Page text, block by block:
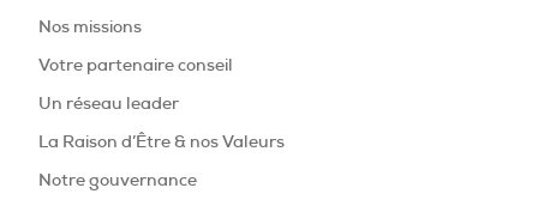
Nos missions
Votre partenaire conseil
Un réseau leader
La Raison d’Être & nos Valeurs
Notre gouvernance